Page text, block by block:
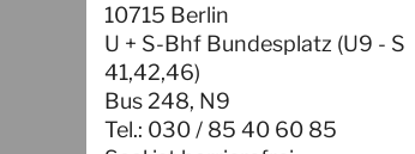
10715 Berlin
U + S-Bhf Bundesplatz (U9 - S
41,42,46)
Bus 248, N9
Tel.: 030 / 85 40 60 85